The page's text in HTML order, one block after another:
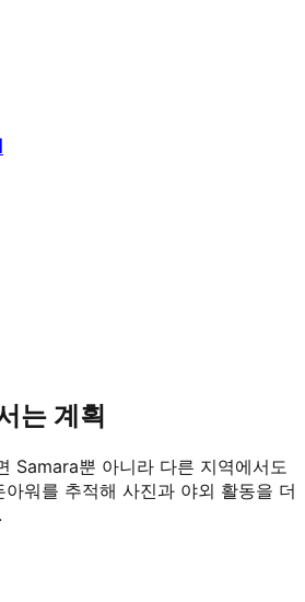
는 계획
Samara뿐 아니라 다른 지역에서도
워를 추적해 사진과 야외 활동을 더